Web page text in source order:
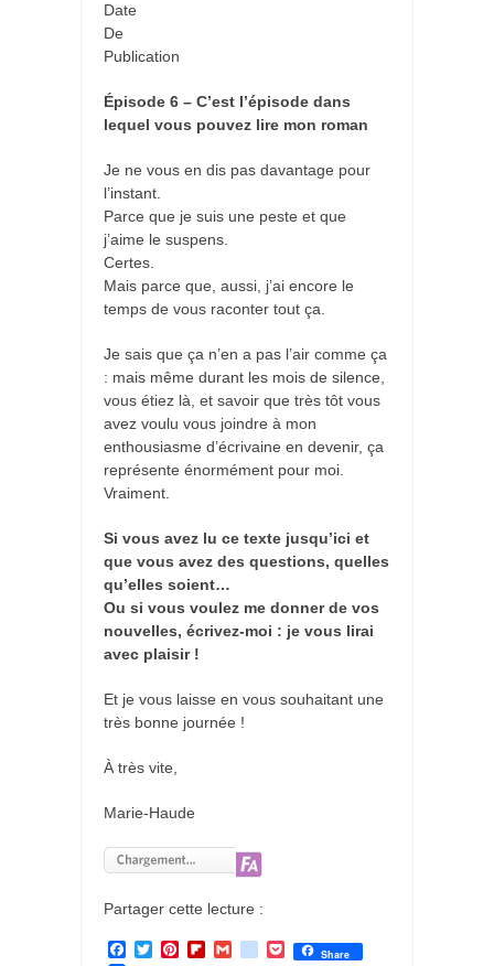
Date
De
Publication
Épisode 6 – C’est l’épisode dans
lequel vous pouvez lire mon roman
Je ne vous en dis pas davantage pour
l’instant.
Parce que je suis une peste et que
j’aime le suspens.
Certes.
Mais parce que, aussi, j’ai encore le
temps de vous raconter tout ça.
Je sais que ça n’en a pas l’air comme ça
: mais même durant les mois de silence,
vous étiez là, et savoir que très tôt vous
avez voulu vous joindre à mon
enthousiasme d’écrivaine en devenir, ça
représente énormément pour moi.
Vraiment.
Si vous avez lu ce texte jusqu’ici et
que vous avez des questions, quelles
qu’elles soient…
Ou si vous voulez me donner de vos
nouvelles, écrivez-moi : je vous lirai
avec plaisir !
Et je vous laisse en vous souhaitant une
très bonne journée !
À très vite,
Marie-Haude
Partager cette lecture :
F
T
P
F
P
Share